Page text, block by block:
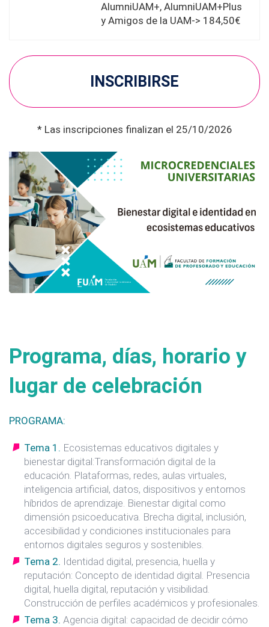
AlumniUAM+, AlumniUAM+Plus
y Amigos de la UAM-> 184,50€
INSCRIBIRSE
* Las inscripciones finalizan el 25/10/2026
Programa, días, horario y
lugar de celebración
PROGRAMA:
Tema 1. Ecosistemas educativos digitales y
bienestar digital:Transformación digital de la
educación. Plataformas, redes, aulas virtuales,
inteligencia artificial, datos, dispositivos y entornos
híbridos de aprendizaje. Bienestar digital como
dimensión psicoeducativa. Brecha digital, inclusión,
accesibilidad y condiciones institucionales para
entornos digitales seguros y sostenibles.
Tema 2. Identidad digital, presencia, huella y
reputación: Concepto de identidad digital. Presencia
digital, huella digital, reputación y visibilidad.
Construcción de perfiles académicos y profesionales.
Tema 3. Agencia digital: capacidad de decidir cómo